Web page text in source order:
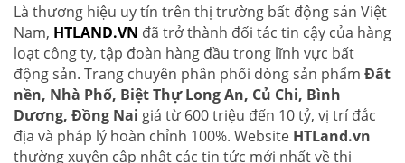
Là thương hiệu uy tín trên thị trường bất động sản Việt
Nam, HTLAND.VN đã trở thành đối tác tin cậy của hàng
loạt công ty, tập đoàn hàng đầu trong lĩnh vực bất
động sản. Trang chuyên phân phối dòng sản phẩm Đất
nền, Nhà Phố, Biệt Thự Long An, Củ Chi, Bình
Dương, Đồng Nai giá từ 600 triệu đến 10 tỷ, vị trí đắc
địa và pháp lý hoàn chỉnh 100%. Website HTLand.vn
thường xuyên cập nhật các tin tức mới nhất về thị